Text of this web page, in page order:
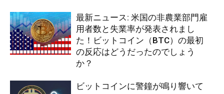
最新ニュース: 米国の非農業部門雇
用者数と失業率が発表されまし
た！ビットコイン（BTC）の最初
の反応はどうだったのでしょう
か？
ビットコインに警鐘が鳴り響いて